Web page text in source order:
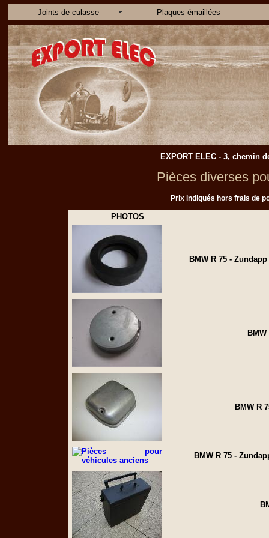
Joints de culasse Plaques émaillées
EXPORT ELEC - 3, chemin
Pièces diverses
Prix indiqués hors frais de
PHOTOS
BMW R 75 -
BMW R
BMW R 75 -